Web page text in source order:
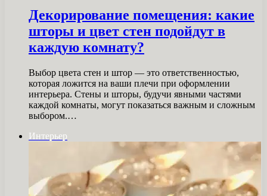
Декорирование помещения: какие
шторы и цвет стен подойдут в
каждую комнату?
Выбор цвета стен и штор — это ответственностью,
которая ложится на ваши плечи при оформлении
интерьера. Стены и шторы, будучи явными частями
каждой комнаты, могут показаться важным и сложным
выбором.…
Интерьер